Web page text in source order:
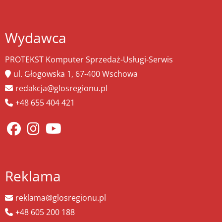
Wydawca
PROTEKST Komputer Sprzedaż-Usługi-Serwis
ul. Głogowska 1, 67-400 Wschowa
redakcja@glosregionu.pl
+48 655 404 421
Reklama
reklama@glosregionu.pl
+48 605 200 188